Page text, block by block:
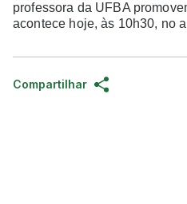
professora da UFBA
acontece hoje, às 10h30, no
Compartilhar